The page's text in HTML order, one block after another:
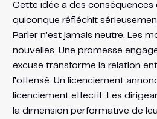
Cette idée a des conséquences
quiconque réfléchit
Parler n’est jamais neutre. Les
nouvelles. Une promesse
excuse transforme la relation
l’offensé. Un licenciement
licenciement effectif. Les
la dimension performative de